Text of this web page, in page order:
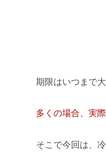
期限はいつまで
多くの場合、 実
そこで今回は、